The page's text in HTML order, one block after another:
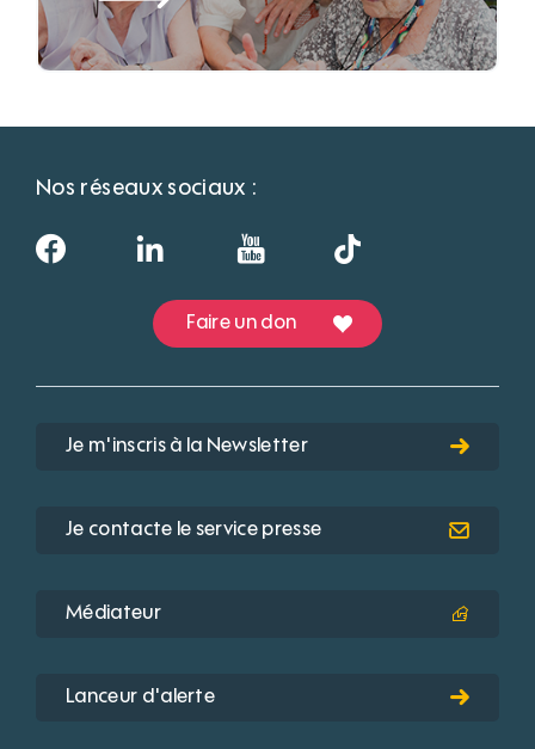
Nos réseaux sociaux :
Faire un don
Je m'inscris à la Newsletter
Je contacte le service presse
Médiateur
Lanceur d'alerte